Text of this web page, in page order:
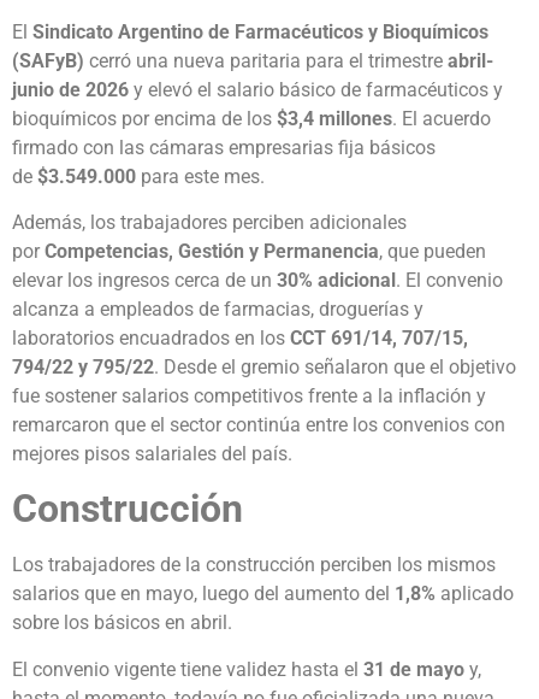
El Sindicato Argentino de Farmacéuticos y Bioquímicos
(SAFyB) cerró una nueva paritaria para el trimestre abril-
junio de 2026 y elevó el salario básico de farmacéuticos y
bioquímicos por encima de los $3,4 millones. El acuerdo
firmado con las cámaras empresarias fija básicos
de $3.549.000 para este mes.
Además, los trabajadores perciben adicionales
por Competencias, Gestión y Permanencia, que pueden
elevar los ingresos cerca de un 30% adicional. El convenio
alcanza a empleados de farmacias, droguerías y
laboratorios encuadrados en los CCT 691/14, 707/15,
794/22 y 795/22. Desde el gremio señalaron que el objetivo
fue sostener salarios competitivos frente a la inflación y
remarcaron que el sector continúa entre los convenios con
mejores pisos salariales del país.
Construcción
Los trabajadores de la construcción perciben los mismos
salarios que en mayo, luego del aumento del 1,8% aplicado
sobre los básicos en abril.
El convenio vigente tiene validez hasta el 31 de mayo y,